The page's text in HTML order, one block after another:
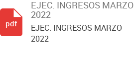
EJEC. INGRESOS MARZO
2022
EJEC. INGRESOS MARZO
2022
pdf